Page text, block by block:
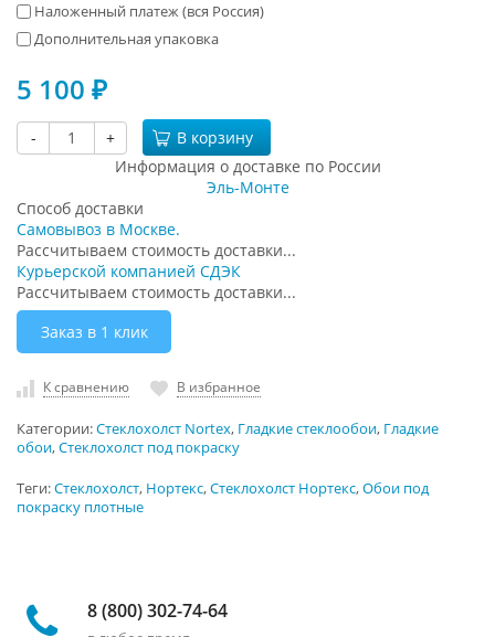
Наложенный платеж (вся Россия)
Дополнительная упаковка
5 100 ₽
- +
В корзину
Информация о доставке по России
Эль-Монте
Способ доставки
Самовывоз в Москве.
Рассчитываем стоимость доставки...
Курьерской компанией СДЭК
Рассчитываем стоимость доставки...
Заказ в 1 клик
К сравнению В избранное
Категории:Стеклохолст Nortex, Гладкие стеклообои, Гладкие
обои,Стеклохолст под покраску
Теги:Стеклохолст, Нортекс,Стеклохолст Нортекс,Обои под
покраску плотные
8 (800) 302-74-64